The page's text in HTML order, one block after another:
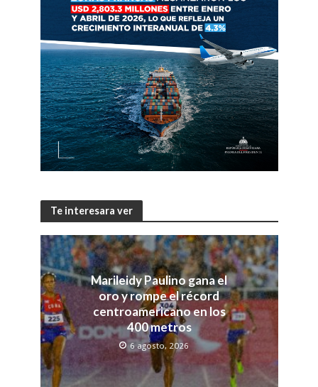
Te interesara ver
Marileidy Paulino gana el
oro y rompe el récord
centroamericano en los
400 metros
6 agosto, 2026